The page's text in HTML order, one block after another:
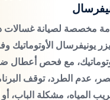
مخصصة لصيانة غسالات
يونيفرسال الأوتوماتيك
مع فحص أعطال
عدم الطرد، توقف
المياه، مشكلة الباب،